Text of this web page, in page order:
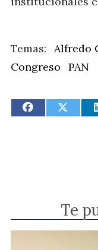
Alfredo
Congreso
PAN
Te